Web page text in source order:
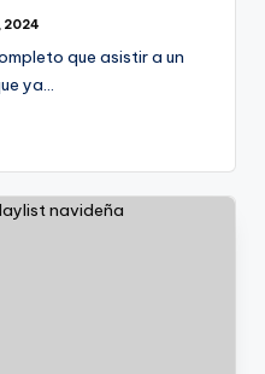
2024
que asistir a un
ya…